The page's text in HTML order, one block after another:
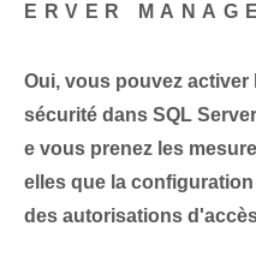
ERVER
Oui, vous pouvez activer
sécurité dans SQL
e vous prenez les
elles que la
des autorisations